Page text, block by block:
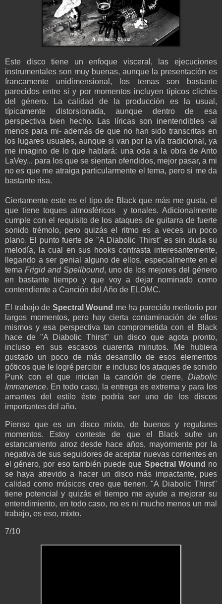
Este disco tiene un enfoque visceral, las ejecuciones
instrumentales son muy buenas, aunque la presentación es
francamente unidimensional, los temas son bastante
parecidos entre si y por momentos incluyen típicos clichés
del género. La calidad de la producción es la usual,
típicamente distorsionada, aunque dentro de esa
perspectiva bien hecho. Las líricas son inentendibles -al
menos para mi- además de que no han sido transcritas en
los lugares usuales, aunque si van por la vía tradicional, ya
me imagino de lo que hablará: una oda a la obra de Anto
LaVey... para los que se sientan ofendidos, mejor pasar, a mi
no es que me atraiga particularmente el tema, pero si me da
bastante risa.
Ciertamente este es el tipo de Black que más me gusta, el
que tiene toques atmosféricos y tonales. Adicionalmente
cumple con el requisito de los ataques de guitarra de fuerte
sonido trémolo, pero quizás el ritmo es a veces un poco
plano. El punto fuerte de "A Diabolic Thirst" es sin duda su
melodía, la cual en sus hooks contrasta interesantemente,
llegando a ser genial alguno de ellos, especialmente en el
tema Frigid and Spellbound, uno de los mejores del género
en bastante tiempo y que voy a dejar nominado como
contendiente a Canción del Año de ELOMC.
El trabajo de Spectral Wound me ha parecido meritorio por
largos momentos, pero hay cierta contaminación de ellos
mismos y esa perspectiva tan comprometida con el Black
hace de "A Diabolic Thirst" un disco que agota pronto,
incluso en sus escasos cuarenta minutos. Me hubiera
gustado un poco de más desarrollo de esos elementos
góticos que le logré percibir e incluso los ataques de sonido
Punk con el que inician la canción de cierre, Diabolic
Immanence. En todo caso, la entrega es extrema y para los
amantes del estilo éste podría ser uno de los discos
importantes del año.
Pienso que es un disco mixto, de buenos y regulares
momentos. Estoy conteste de que el Black sufre un
estancamiento atroz desde hace años, mayormente por la
negativa de sus seguidores de aceptar nuevas corrientes en
el género, por eso también puede que Spectral Wound no
se haya atrevido a hacer un disco más impactante, pues
calidad como músicos creo que tienen. "A Diabolic Thirst"
tiene potencial y quizás el tiempo me ayude a mejorar su
entendimiento, en todo caso, no es ni mucho menos un mal
trabajo, es eso, mixto.
7/10